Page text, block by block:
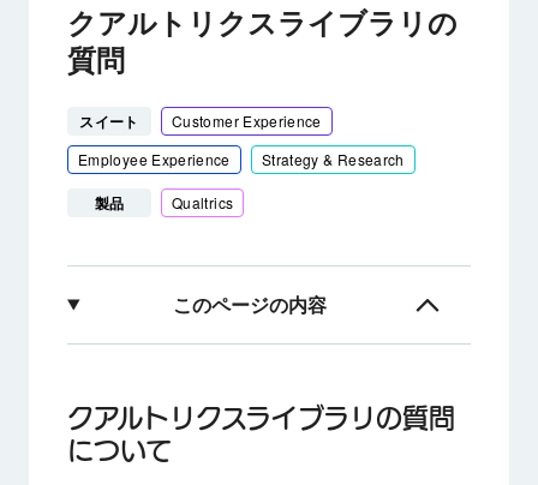
クアルトリクスライブラリの
質問
スイート
Customer Experience
Employee Experience
Strategy & Research
製品 Qualtrics
このページの内容
クアルトリクスライブラリから質問を追加する
利用可能なコンテンツのカテゴリー
クアルトリクスライブラリの質問
について